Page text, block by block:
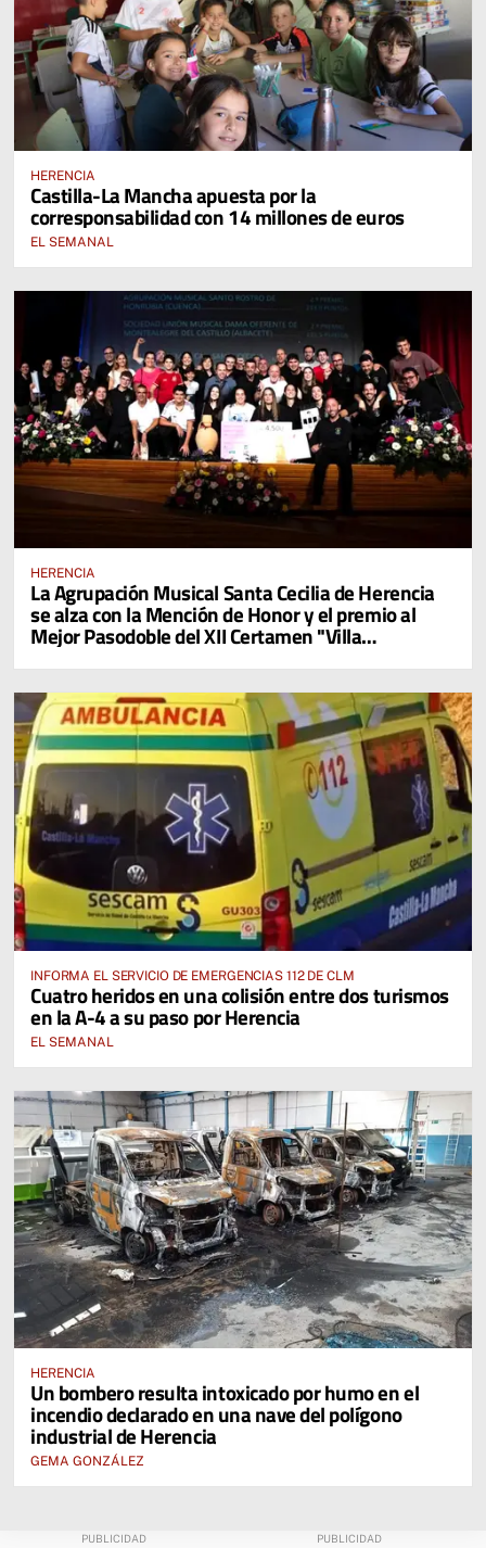
HERENCIA
Castilla-La Mancha apuesta por la
corresponsabilidad con 14 millones de euros
EL SEMANAL
HERENCIA
La Agrupación Musical Santa Cecilia de Herencia
se alza con la Mención de Honor y el premio al
Mejor Pasodoble del XII Certamen "Villa
Cervantina de Mota del Cuervo"
INFORMA EL SERVICIO DE EMERGENCIAS 112 DE CLM
Cuatro heridos en una colisión entre dos turismos
en la A-4 a su paso por Herencia
EL SEMANAL
HERENCIA
Un bombero resulta intoxicado por humo en el
incendio declarado en una nave del polígono
industrial de Herencia
GEMA GONZÁLEZ